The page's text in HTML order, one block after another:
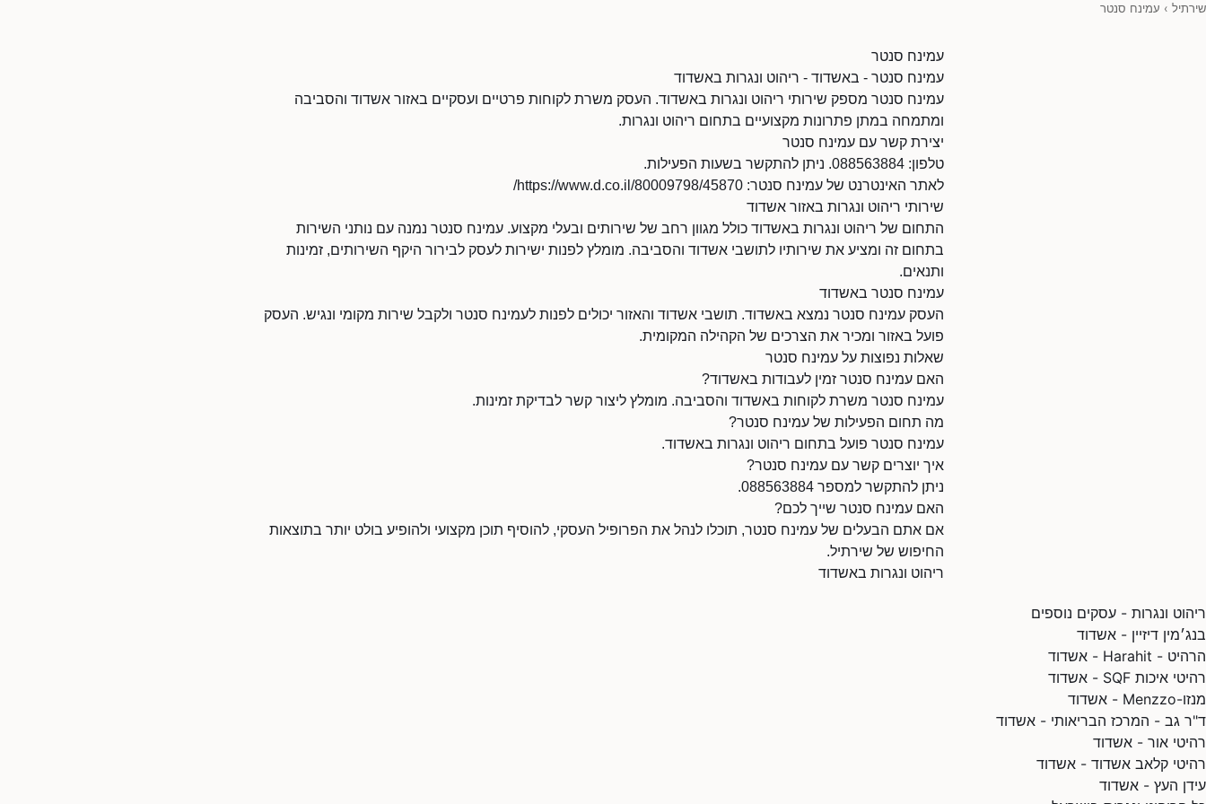
שירתיל › עמינח סנטר
עמינח סנטר
עמינח סנטר - באשדוד - ריהוט ונגרות באשדוד
עמינח סנטר מספק שירותי ריהוט ונגרות באשדוד. העסק משרת לקוחות פרטיים ועסקיים באזור אשדוד והסביבה
ומתמחה במתן פתרונות מקצועיים בתחום ריהוט ונגרות.
יצירת קשר עם עמינח סנטר
טלפון: 088563884. ניתן להתקשר בשעות הפעילות.
לאתר האינטרנט של עמינח סנטר: https://www.d.co.il/80009798/45870/
שירותי ריהוט ונגרות באזור אשדוד
התחום של ריהוט ונגרות באשדוד כולל מגוון רחב של שירותים ובעלי מקצוע. עמינח סנטר נמנה עם נותני השירות
בתחום זה ומציע את שירותיו לתושבי אשדוד והסביבה. מומלץ לפנות ישירות לעסק לבירור היקף השירותים, זמינות
ותנאים.
עמינח סנטר באשדוד
העסק עמינח סנטר נמצא באשדוד. תושבי אשדוד והאזור יכולים לפנות לעמינח סנטר ולקבל שירות מקומי ונגיש. העסק
פועל באזור ומכיר את הצרכים של הקהילה המקומית.
שאלות נפוצות על עמינח סנטר
האם עמינח סנטר זמין לעבודות באשדוד?
עמינח סנטר משרת לקוחות באשדוד והסביבה. מומלץ ליצור קשר לבדיקת זמינות.
מה תחום הפעילות של עמינח סנטר?
עמינח סנטר פועל בתחום ריהוט ונגרות באשדוד.
איך יוצרים קשר עם עמינח סנטר?
ניתן להתקשר למספר 088563884.
האם עמינח סנטר שייך לכם?
אם אתם הבעלים של עמינח סנטר, תוכלו לנהל את הפרופיל העסקי, להוסיף תוכן מקצועי ולהופיע בולט יותר בתוצאות
החיפוש של שירתיל.
ריהוט ונגרות באשדוד
ריהוט ונגרות - עסקים נוספים
בנג׳מין דיזיין - אשדוד
הרהיט - Harahit - אשדוד
רהיטי איכות SQF - אשדוד
מנזו-Menzzo - אשדוד
ד"ר גב - המרכז הבריאותי - אשדוד
רהיטי אור - אשדוד
רהיטי קלאב אשדוד - אשדוד
עידן העץ - אשדוד